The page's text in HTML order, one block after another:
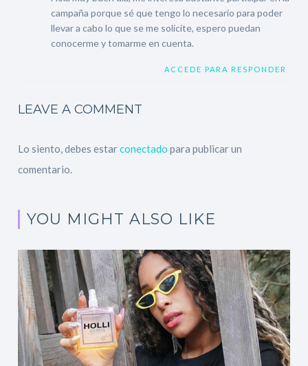
ACCEDE PARA RESPONDER
campaña porque sé que tengo lo necesario para poder
llevar a cabo lo que se me solicite, espero puedan
conocerme y tomarme en cuenta.
LEAVE A COMMENT
Lo siento, debes estarconectado para publicar un
comentario.
YOU MIGHT ALSO LIKE